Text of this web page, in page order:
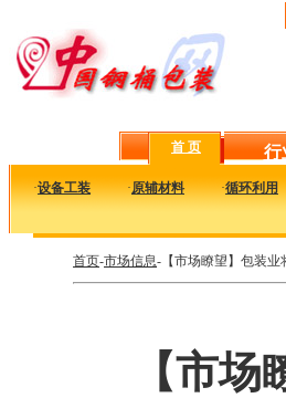
首 页 行
·设备工装 ·原辅材料 ·循环利用
首页-市场信息-【市场瞭望】包装业
【市